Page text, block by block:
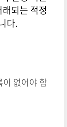
되는 적정
다.
없어야 함